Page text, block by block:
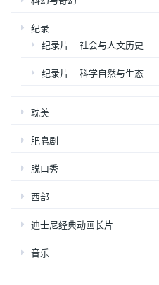
纪录
纪录片 – 社会与人文历史
纪录片 – 科学自然与生态
耽美
肥皂剧
脱口秀
西部
迪士尼经典动画长片
音乐